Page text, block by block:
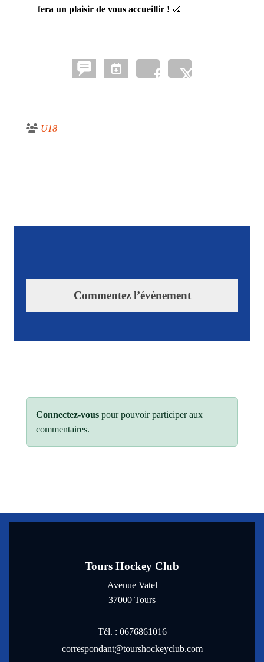
fera un plaisir de vous accueillir ! 🏑
U18
Commentez l’évènement
Connectez-vous pour pouvoir participer aux
commentaires.
Tours Hockey Club
Avenue Vatel
37000 Tours
Tél. : 0676861016
correspondant@tourshockeyclub.com